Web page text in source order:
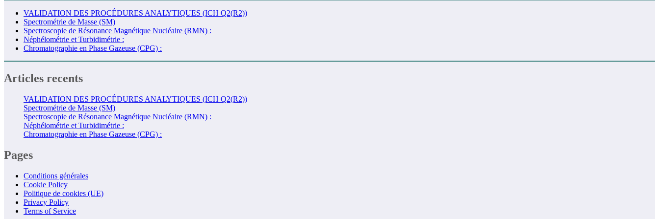
VALIDATION DES PROCÉDURES ANALYTIQUES (ICH Q2(R2))
Spectrométrie de Masse (SM)
Spectroscopie de Résonance Magnétique Nucléaire (RMN) :
Néphélométrie et Turbidimétrie :
Chromatographie en Phase Gazeuse (CPG) :
Articles recents
VALIDATION DES PROCÉDURES ANALYTIQUES (ICH Q2(R2))
Spectrométrie de Masse (SM)
Spectroscopie de Résonance Magnétique Nucléaire (RMN) :
Néphélométrie et Turbidimétrie :
Chromatographie en Phase Gazeuse (CPG) :
Pages
Conditions générales
Cookie Policy
Politique de cookies (UE)
Privacy Policy
Terms of Service